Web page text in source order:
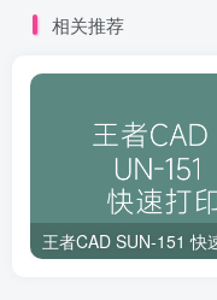
相关推荐
王者CAD SUN-151 快